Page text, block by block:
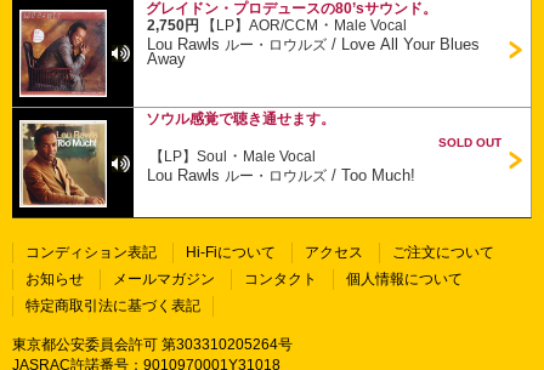
グレイドン・プロデュースの80’sサウンド。
2,750円
【LP】AOR/CCM ・ Male Vocal
Lou Rawls ルー・ロウルズ / Love All Your Blues
Away
ソウル感覚で聴き通せます。
SOLD OUT
【LP】Soul ・ Male Vocal
Lou Rawls ルー・ロウルズ /Too Much!
コンディション表記 Hi-Fiについて アクセス
ご注文について
お知らせ
メールマガジン コンタクト
個人情報について
特定商取引法に基づく表記
東京都公安委員会許可 第303310205264号
JASRAC許諾番号：9010970001Y31018